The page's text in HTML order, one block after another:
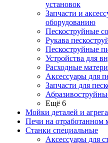
установок
Запчасти и
оборудованию
Пескоструйные
Рукава
Пескоструйные
Устройства для
Расходные
Аксессуары для
Запчасти для
Ещё 6
Мойки деталей и
Печи на отработанном
Станки специальные
Аксессуары для